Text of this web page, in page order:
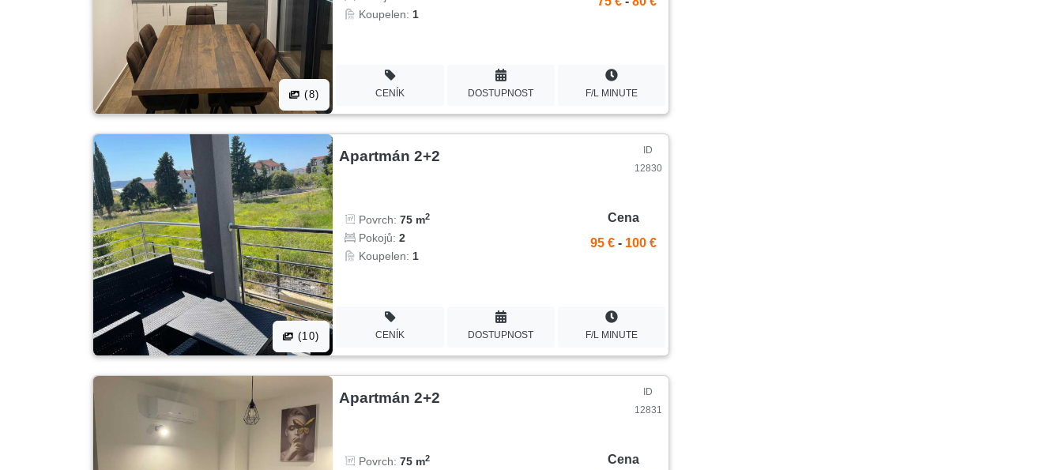
(8)
Koupelen:1
CENÍK DOSTUPNOST F/L MINUTE
(10)
Apartmán 2+2
ID
12830
Povrch:75 m2
Pokojů:2
Koupelen:1
Cena
95 € - 100 €
CENÍK DOSTUPNOST F/L MINUTE
Apartmán 2+2
ID
12831
Povrch:75 m2
Cena